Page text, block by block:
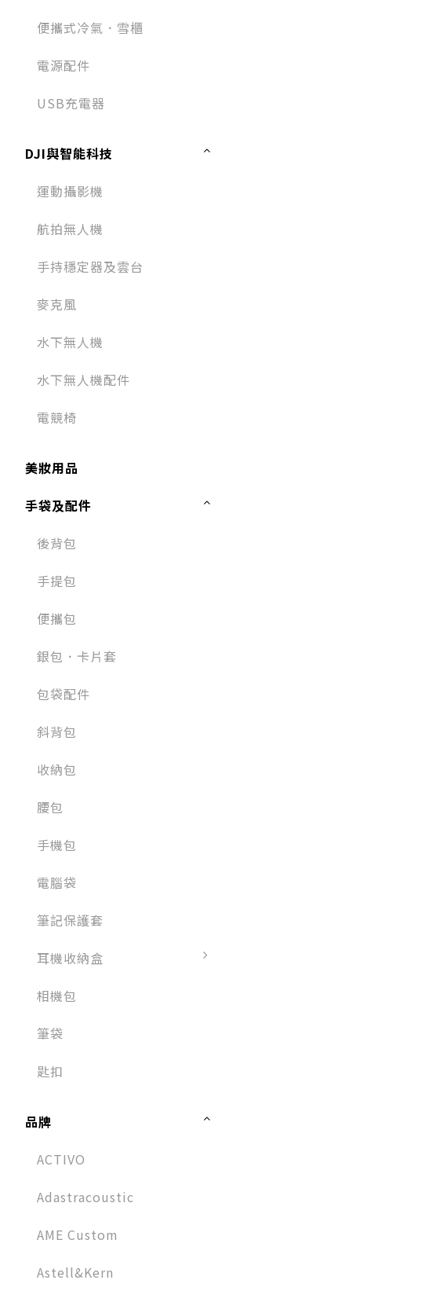
便攜式冷氣．雪櫃
電源配件
USB充電器
DJI與智能科技
運動攝影機
航拍無人機
手持穩定器及雲台
麥克風​
水下無人機
水下無人機配件
電競椅
美妝用品
手袋及配件
後背包
手提包
便攜包
銀包．卡片套
包袋配件
斜背包
收納包
腰包
手機包
電腦袋
筆記保護套
耳機收納盒
相機包
筆袋
匙扣
品牌
ACTIVO
Adastracoustic
AME Custom
Astell&Kern